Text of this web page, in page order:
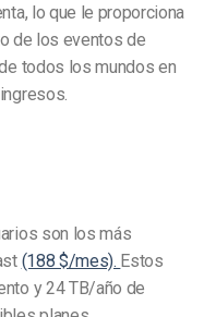
lo que le proporciona
de los eventos de
todos los mundos en
son los más
(188 $/mes). Estos
y 24 TB/año de